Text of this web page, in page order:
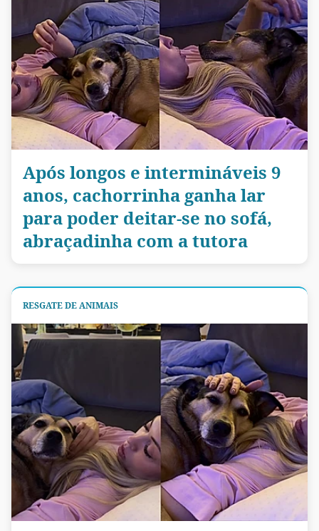
Após longos e intermináveis 9
anos, cachorrinha ganha lar
para poder deitar-se no sofá,
abraçadinha com a tutora
RESGATE DE ANIMAIS